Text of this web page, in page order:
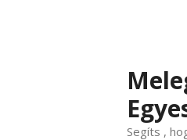
Segíts ,